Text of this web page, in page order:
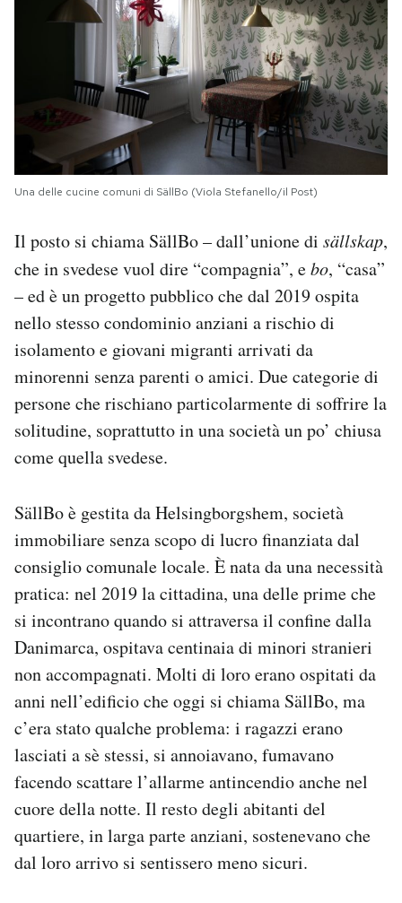
Una delle cucine comuni di SällBo (Viola Stefanello/il Post)
Il posto si chiama SällBo – dall’unione di sällskap,
che in svedese vuol dire “compagnia”, ebo, “casa”
– ed è un progetto pubblico che dal 2019 ospita
nello stesso condominio anziani a rischio di
isolamento e giovani migranti arrivati da
minorenni senza parenti o amici. Due categorie di
persone che rischiano particolarmente di soffrire la
solitudine, soprattutto in una società un po’ chiusa
come quella svedese.
SällBo è gestita da Helsingborgshem, società
immobiliare senza scopo di lucro finanziata dal
consiglio comunale locale. È nata da una necessità
pratica: nel 2019 la cittadina, una delle prime che
si incontrano quando si attraversa il confine dalla
Danimarca, ospitava centinaia di minori stranieri
non accompagnati. Molti di loro erano ospitati da
anni nell’edificio che oggi si chiama SällBo, ma
c’era stato qualche problema: i ragazzi erano
lasciati a sè stessi, si annoiavano, fumavano
facendo scattare l’allarme antincendio anche nel
cuore della notte. Il resto degli abitanti del
quartiere, in larga parte anziani, sostenevano che
dal loro arrivo si sentissero meno sicuri.